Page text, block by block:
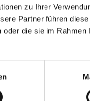
zu Ihrer
Partner führen
die sie im Rahmen
hôtels 5 étoiles
les jeunes et ceux
dans lequel
où les couleurs et